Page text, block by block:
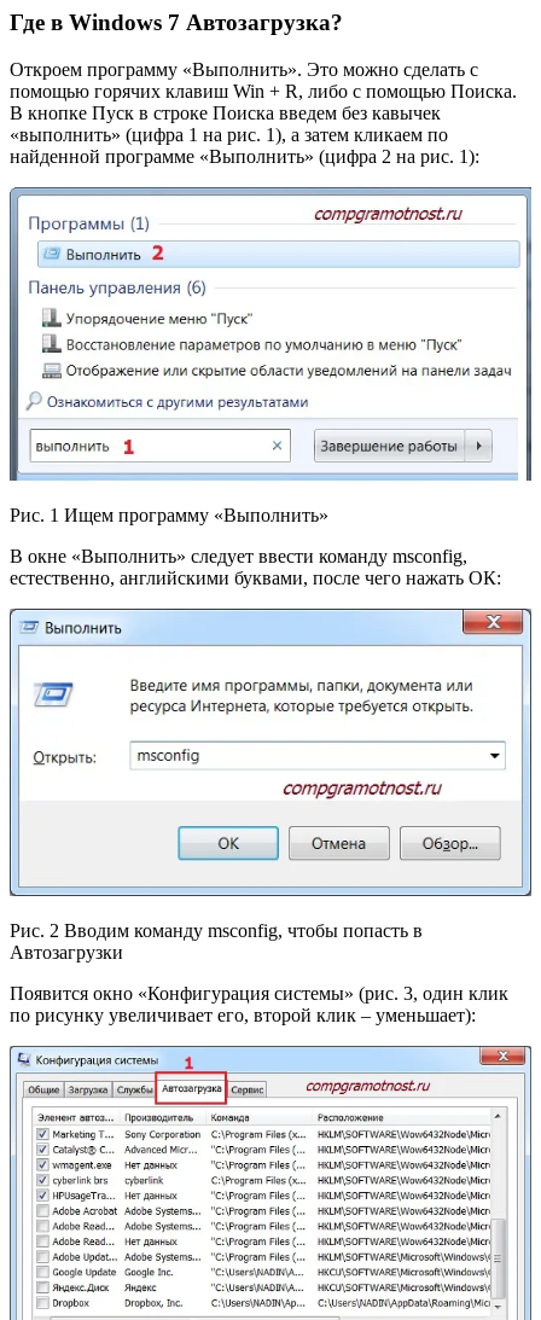
Где в Windows 7 Автозагрузка?
Откроем программу «Выполнить». Это можно сделать с
помощью горячих клавиш Win + R, либо с помощью Поиска.
В кнопке Пуск в строке Поиска введем без кавычек
«выполнить» (цифра 1 на рис. 1), а затем кликаем по
найденной программе «Выполнить» (цифра 2 на рис. 1):
Рис. 1 Ищем программу «Выполнить»
В окне «Выполнить» следует ввести команду msconfig,
естественно, английскими буквами, после чего нажать ОК:
Рис. 2 Вводим команду msconfig, чтобы попасть в
Автозагрузки
Появится окно «Конфигурация системы» (рис. 3, один клик
по рисунку увеличивает его, второй клик – уменьшает):